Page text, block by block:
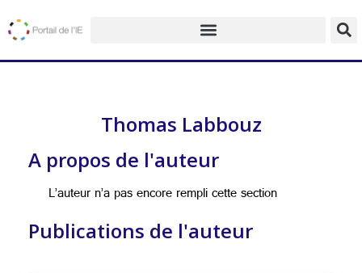
Thomas Labbouz
A propos de l'auteur
L’auteur n’a pas encore rempli cette section
Publications de l'auteur